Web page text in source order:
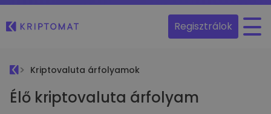
Regisztrálok
Kriptovaluta árfolyamok
Élő kriptovaluta árfolyam